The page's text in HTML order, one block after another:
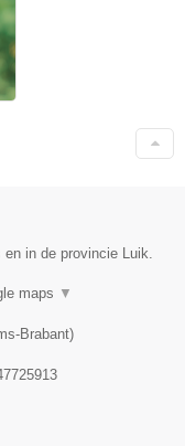
in de provincie Luik.
maps ▼
Brabant)